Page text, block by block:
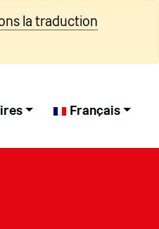
la traduction
Français